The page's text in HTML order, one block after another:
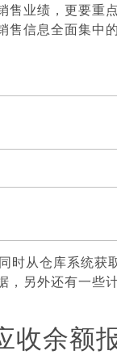
售业绩，更要重
信息全面集中
时从仓库系统获
，另外还有一些
收余额